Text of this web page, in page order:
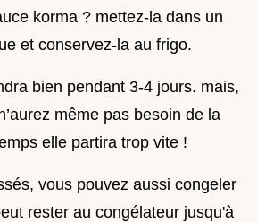
korma ? mettez-la dans un
et conservez-la au frigo.
bien pendant 3-4 jours. mais,
même pas besoin de la
elle partira trop vite !
vous pouvez aussi congeler
rester au congélateur jusqu'à